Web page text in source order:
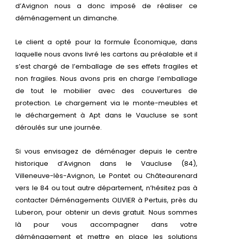
d’Avignon nous a donc imposé de réaliser ce
déménagement un dimanche.
Le client a opté pour la formule Économique, dans
laquelle nous avons livré les cartons au préalable et il
s’est chargé de l’emballage de ses effets fragiles et
non fragiles. Nous avons pris en charge l’emballage
de tout le mobilier avec des couvertures de
protection. Le chargement via le monte-meubles et
le déchargement à Apt dans le Vaucluse se sont
déroulés sur une journée.
Si vous envisagez de déménager depuis le centre
historique d’Avignon dans le Vaucluse (84),
Villeneuve-lès-Avignon, Le Pontet ou Châteaurenard
vers le 84 ou tout autre département, n’hésitez pas à
contacter Déménagements OLIVIER à Pertuis, près du
Luberon, pour obtenir un devis gratuit. Nous sommes
là pour vous accompagner dans votre
déménagement et mettre en place les solutions